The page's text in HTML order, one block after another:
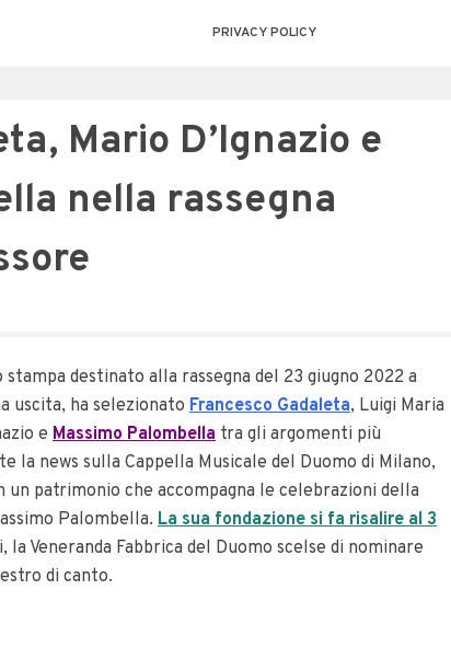
PRIVACY POLICY
Mario D’Ignazio e
nella rassegna
destinato alla rassegna del 23 giugno 2022 a
uscita, ha selezionato Francesco Gadaleta, Luigi Maria
e Massimo Palombella tra gli argomenti più
la news sulla Cappella Musicale del Duomo di Milano,
patrimonio che accompagna le celebrazioni della
Palombella. La sua fondazione si fa risalire al 3
Veneranda Fabbrica del Duomo scelse di nominare
di canto.